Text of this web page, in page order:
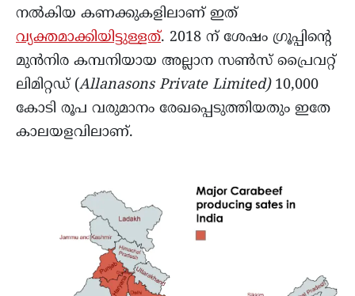
നൽകിയ കണക്കുകളിലാണ് ഇത്
വ്യക്തമാക്കിയിട്ടുള്ളത്. 2018 ന് ശേഷം ഗ്രൂപ്പിന്റെ
മുൻനിര കമ്പനിയായ അല്ലാന സൺസ് പ്രൈവറ്റ്
ലിമിറ്റഡ് (Allanasons Private Limited)10,000
കോടി രൂപ വരുമാനം രേഖപ്പെടുത്തിയതും ഇതേ
കാലയളവിലാണ്.